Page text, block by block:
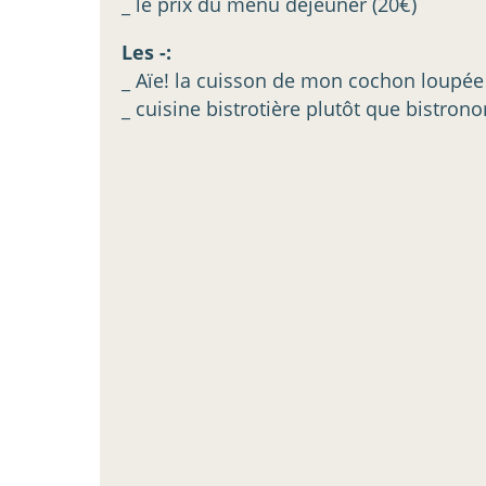
Les -:
_ Aïe! la cuisson de mon cochon loupée
_ cuisine bistrotière plutôt que